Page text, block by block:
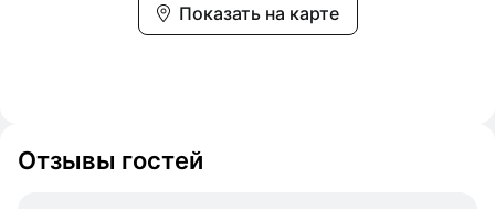
Показать на карте
Отзывы гостей